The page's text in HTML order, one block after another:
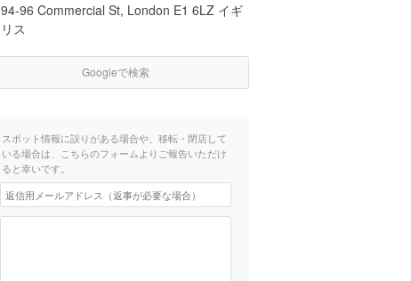
94-96 Commercial St, London E1 6LZ イギ
リス
Googleで検索
スポット情報に誤りがある場合や、移転・閉店して
いる場合は、こちらのフォームよりご報告いただけ
ると幸いです。